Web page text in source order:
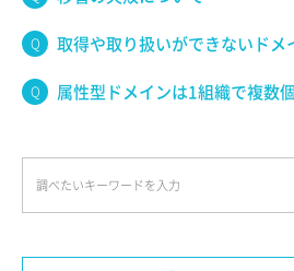
取得や取り扱いができないドメ
属性型ドメインは1組織で複数